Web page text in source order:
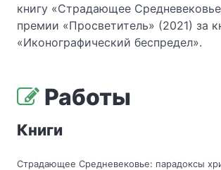
книгу «Страдающее
премии «Просветитель» (2021) за
«Иконографический беспредел».
Работы
Книги
Страдающее Средневековье: парадоксы